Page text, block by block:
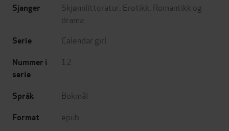
Sjanger Skjønnlitteratur Erotikk Romantikk og
drama
Serie Calendar girl
Nummer i
serie
12
Språk Bokmål
Format epub